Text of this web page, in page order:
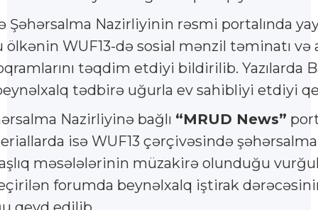
Şəhərsalma Nazirliyinin rəsmi portalında
WUF13-də sosial mənzil təminatı və
təqdim etdiyi bildirilib. Yazılarda
tədbirə uğurla ev sahibliyi etdiyi
Nazirliyinə bağlı “MRUD News”
isə WUF13 çərçivəsində
məsələlərinin müzakirə olunduğu
forumda beynəlxalq iştirak